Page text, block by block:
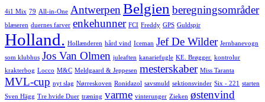
4i1 Mix 79 All-in-One Antwerpen Belgien beregningsområder
blæseren duernes farver enkehunner FCI Freddy GPS Guldspir
Holland. Hollænderen hård vind Iceman Jef De Wilder Jernbanevogn
som klubhus Jos Van Olmen juleaften kanariefugle KE. Brøgger. kontrolur
krakterbog Locco M&C Meldgaard & Jeppesen mesterskaber Miss Taranta
MVL-cup nyt slag Nørreskoven Ronidazol savsmuld sektionsvinder Six - 221
starten
Sven Hägg Tre hvide Duer træning varme vinterunger Zieken østenvind